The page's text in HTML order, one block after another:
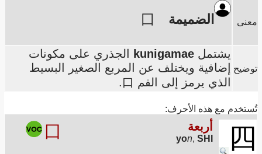
معنى الضميمة
توضيح
يشتمل kunigamae
الجذري على مكونات
إضافية ويختلف عن المربع الصغير البسيط
الذي يرمز إلى الفم 口.
تُستخدم مع هذه الأحرف:
四 أربعة
yon, SHI
囗